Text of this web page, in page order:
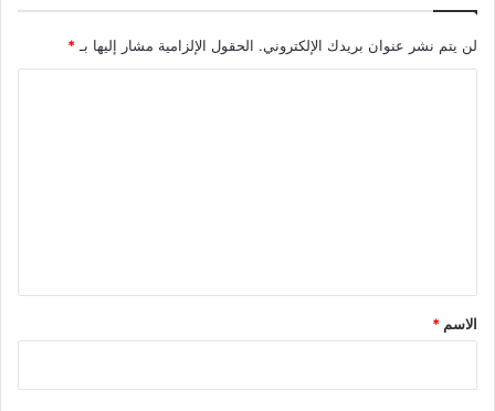
لن يتم نشر عنوان بريدك الإلكتروني. الحقول الإلزامية مشار إليها بـ *
*
الاسم *